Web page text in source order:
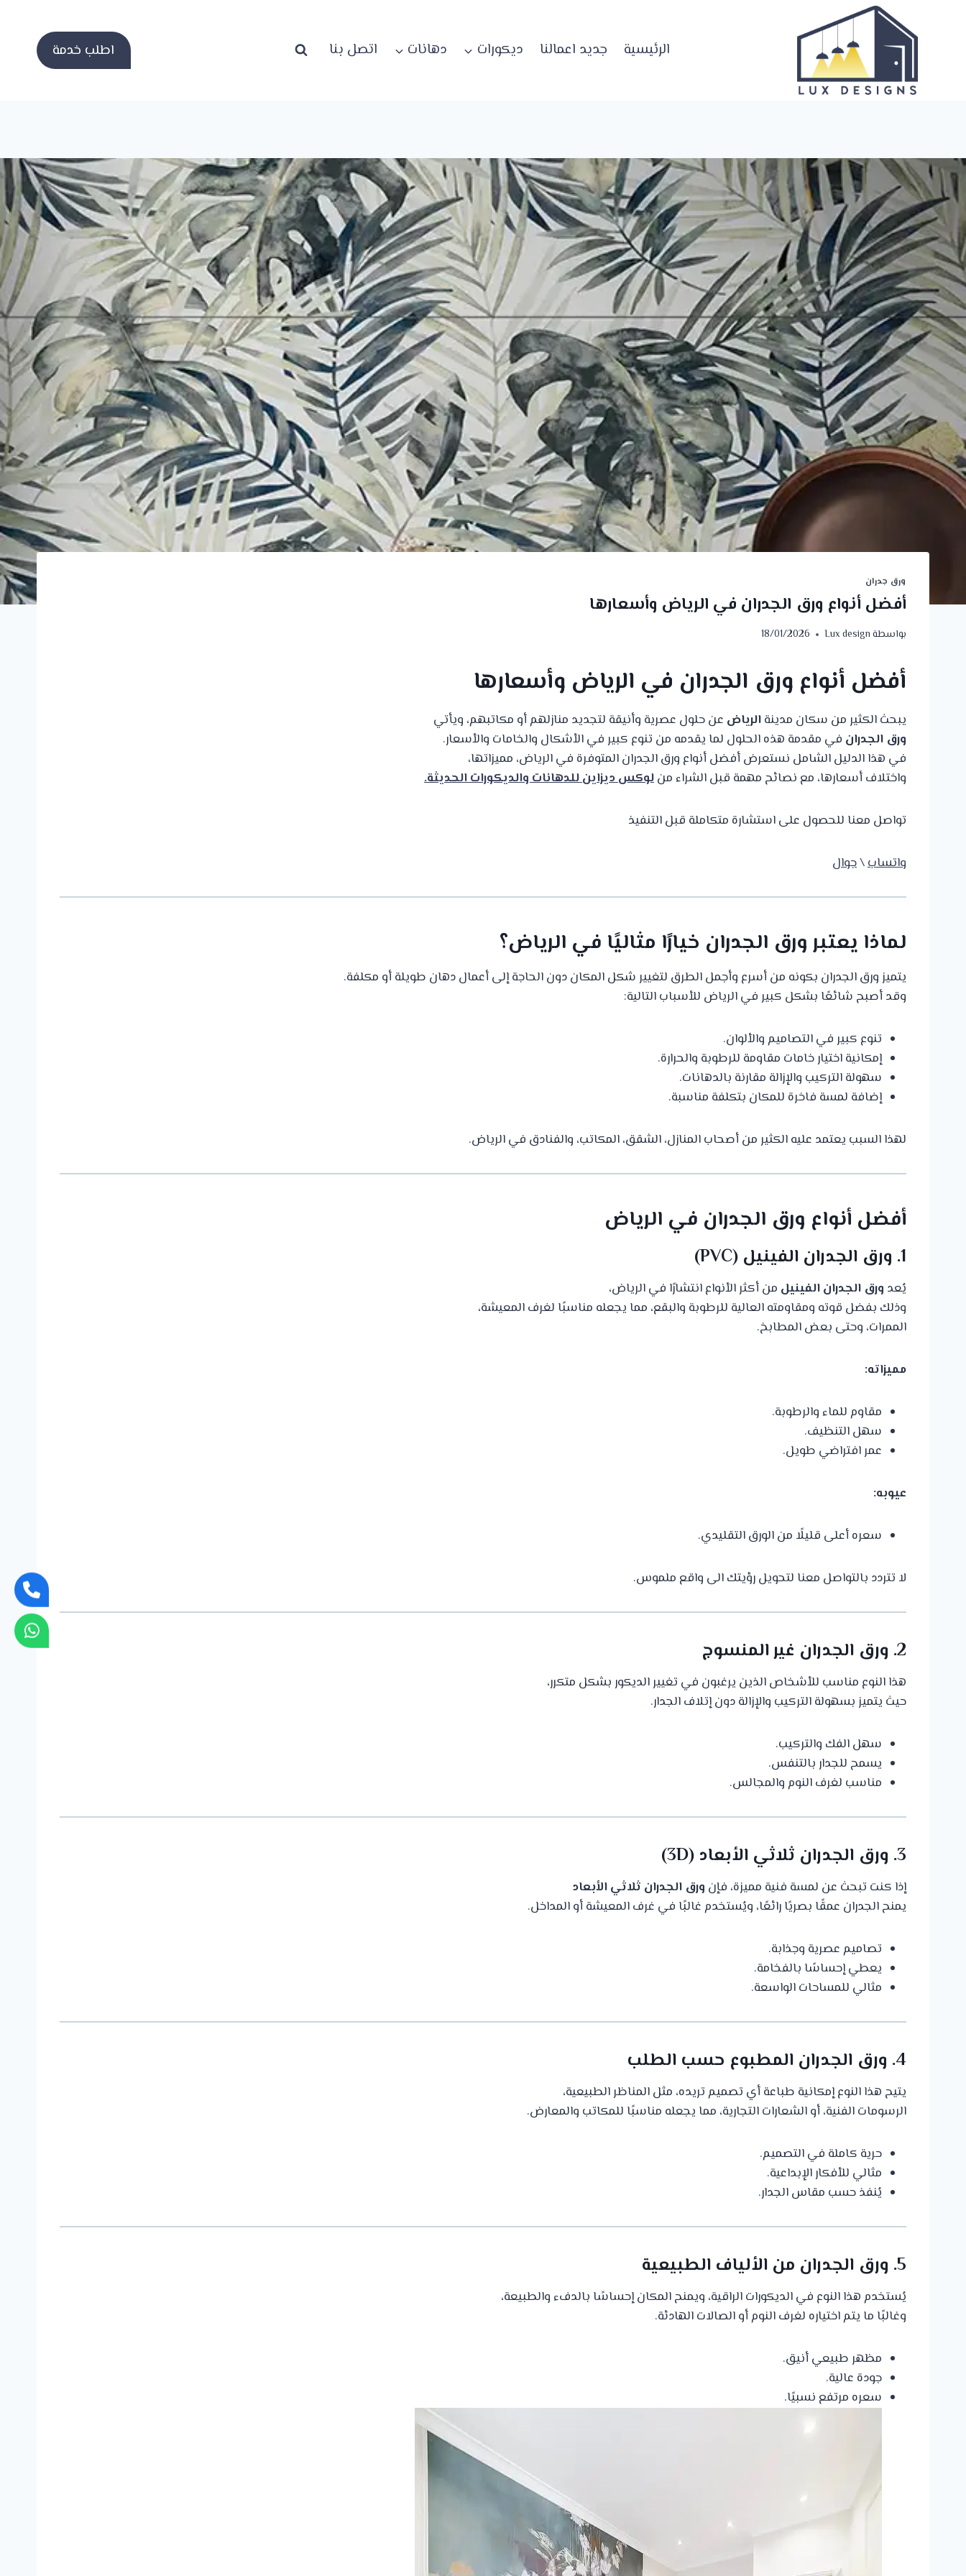
الرئيسية جديد اعمالنا ديكورات دهانات اتصل بنا اطلب خدمة
ورق جدران
أفضل أنواع ورق الجدران في الرياض وأسعارها
بواسطةLux design
18/01/2026
أفضل أنواع ورق الجدران في الرياض وأسعارها
يبحث الكثير من سكان مدينةالرياض عن حلول عصرية وأنيقة لتجديد منازلهم أو مكاتبهم، ويأتي
ورق الجدران في مقدمة هذه الحلول لما يقدمه من تنوع كبير في الأشكال والخامات والأسعار.
في هذا الدليل الشامل نستعرض أفضل أنواع ورق الجدران المتوفرة في الرياض، مميزاتها،
واختلاف أسعارها، مع نصائح مهمة قبل الشراء منلوكس ديزاين للدهانات والديكورات الحديثة.
تواصل معنا للحصول على استشارة متكاملة قبل التنفيذ
واتساب\جوال
لماذا يعتبر ورق الجدران خيارًا مثاليًا في الرياض؟
يتميز ورق الجدران بكونه من أسرع وأجمل الطرق لتغيير شكل المكان دون الحاجة إلى أعمال دهان طويلة أو مكلفة.
وقد أصبح شائعًا بشكل كبير في الرياض للأسباب التالية:
تنوع كبير في التصاميم والألوان.
إمكانية اختيار خامات مقاومة للرطوبة والحرارة.
سهولة التركيب والإزالة مقارنة بالدهانات.
إضافة لمسة فاخرة للمكان بتكلفة مناسبة.
لهذا السبب يعتمد عليه الكثير من أصحاب المنازل، الشقق، المكاتب، والفنادق في الرياض.
أفضل أنواع ورق الجدران في الرياض
1. ورق الجدران الفينيل (PVC)
يُعد ورق الجدران الفينيل من أكثر الأنواع انتشارًا في الرياض،
وذلك بفضل قوته ومقاومته العالية للرطوبة والبقع، مما يجعله مناسبًا لغرف المعيشة،
الممرات، وحتى بعض المطابخ.
مميزاته:
مقاوم للماء والرطوبة.
سهل التنظيف.
عمر افتراضي طويل.
عيوبه:
سعره أعلى قليلًا من الورق التقليدي.
لا تتردد بالتواصل معنا لتحويل رؤيتك الى واقع ملموس.
2. ورق الجدران غير المنسوج
هذا النوع مناسب للأشخاص الذين يرغبون في تغيير الديكور بشكل متكرر،
حيث يتميز بسهولة التركيب والإزالة دون إتلاف الجدار.
سهل الفك والتركيب.
يسمح للجدار بالتنفس.
مناسب لغرف النوم والمجالس.
3. ورق الجدران ثلاثي الأبعاد (3D)
إذا كنت تبحث عن لمسة فنية مميزة، فإن ورق الجدران ثلاثي الأبعاد
يمنح الجدران عمقًا بصريًا رائعًا، ويُستخدم غالبًا في غرف المعيشة أو المداخل.
تصاميم عصرية وجذابة.
يعطي إحساسًا بالفخامة.
مثالي للمساحات الواسعة.
4. ورق الجدران المطبوع حسب الطلب
يتيح هذا النوع إمكانية طباعة أي تصميم تريده، مثل المناظر الطبيعية،
الرسومات الفنية، أو الشعارات التجارية، مما يجعله مناسبًا للمكاتب والمعارض.
حرية كاملة في التصميم.
مثالي للأفكار الإبداعية.
يُنفذ حسب مقاس الجدار.
5. ورق الجدران من الألياف الطبيعية
يُستخدم هذا النوع في الديكورات الراقية، ويمنح المكان إحساسًا بالدفء والطبيعة،
وغالبًا ما يتم اختياره لغرف النوم أو الصالات الهادئة.
مظهر طبيعي أنيق.
جودة عالية.
سعره مرتفع نسبيًا.